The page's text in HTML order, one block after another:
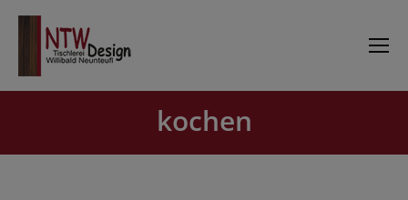
Sie befinden sich hier:
kochen